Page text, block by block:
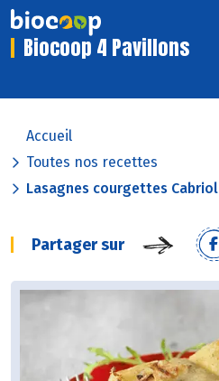
Biocoop 4 Pavillons
Accueil
Toutes nos recettes
Lasagnes courgettes Cabriol
Partager sur